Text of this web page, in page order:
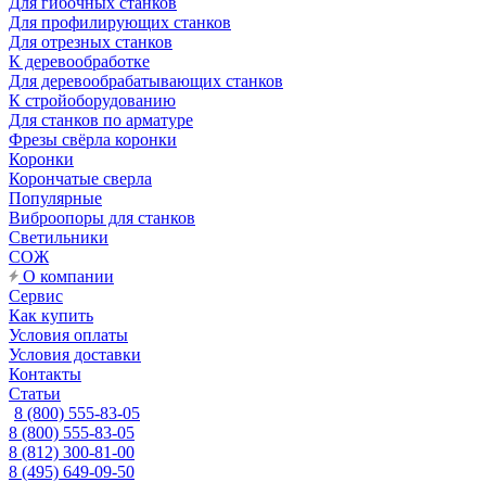
Для профилирующих станков
Для отрезных станков
К деревообработке
Для деревообрабатывающих станков
К стройоборудованию
Для станков по арматуре
Фрезы свёрла коронки
Коронки
Корончатые сверла
Популярные
Виброопоры для станков
Светильники
СОЖ
О компании
Сервис
Как купить
Условия оплаты
Условия доставки
Контакты
Статьи
8 (800) 555-83-05
8 (800) 555-83-05
8 (812) 300-81-00
8 (495) 649-09-50